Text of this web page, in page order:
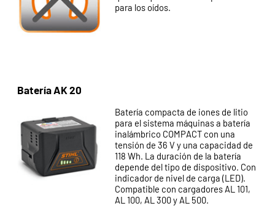
para los oídos.
Batería AK 20
Batería compacta de iones de litio
para el sistema máquinas a batería
inalámbrico COMPACT con una
tensión de 36 V y una capacidad de
118 Wh. La duración de la batería
depende del tipo de dispositivo. Con
indicador de nivel de carga (LED).
Compatible con cargadores AL 101,
AL 100, AL 300 y AL 500.